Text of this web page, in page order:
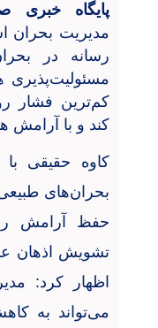
پایگاه خبری
مدیریت بحران
رسانه در
مسئولیت‌پذیری
کم‌ترین فشار
کند و با آرامش
کاوه حقیقی
بحران‌های
حفظ آرامش
تشویش اذهان
اظهار کرد:
می‌تواند به